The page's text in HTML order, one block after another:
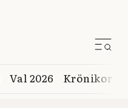
Val 2026 Krönikor